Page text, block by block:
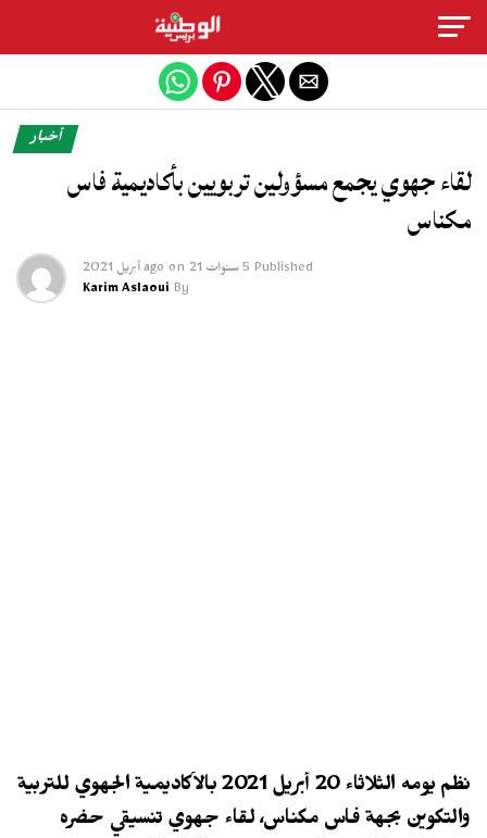
أخبار
لقاء جهوي يجمع مسؤولين تربويين بأكاديمية فاس
مكناس
Published 5 سنوات ago on 21 أبريل 2021
By
Karim Aslaoui
نظم يومه الثلاثاء 20 أبريل 2021 بالأكاديمية الجهوي للتربية
والتكوين بجهة فاس مكناس، لقاء جهوي تنسيقي حضره
Exit mobile version